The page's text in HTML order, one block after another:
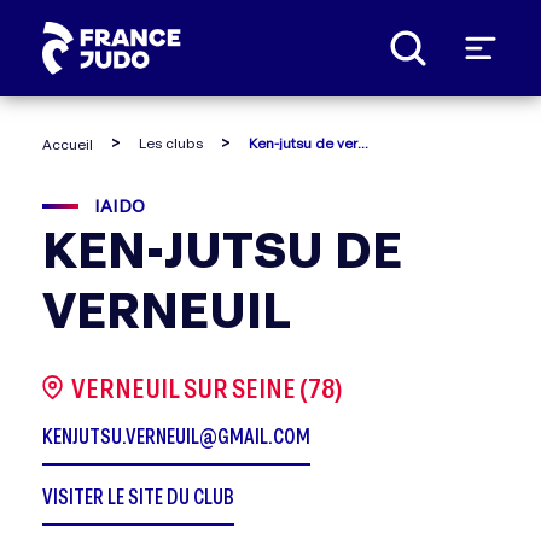
Accueil Les clubs Ken-jutsu de verneuil
IAIDO
KEN-JUTSU DE
VERNEUIL
VERNEUIL SUR SEINE (78)
KENJUTSU.VERNEUIL@GMAIL.COM
VISITER LE SITE DU CLUB